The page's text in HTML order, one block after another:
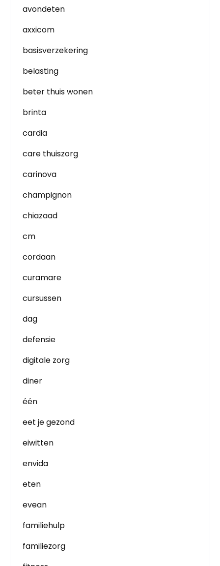
avondeten
axxicom
basisverzekering
belasting
beter thuis wonen
brinta
cardia
care thuiszorg
carinova
champignon
chiazaad
cm
cordaan
curamare
cursussen
dag
defensie
digitale zorg
diner
één
eet je gezond
eiwitten
envida
eten
evean
familiehulp
familiezorg